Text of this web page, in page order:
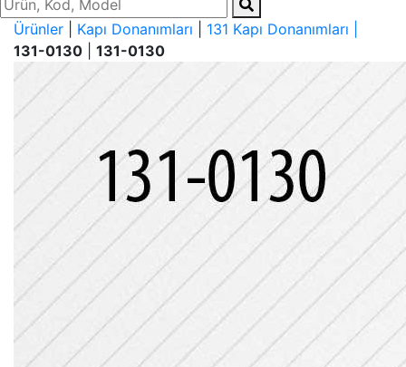
Ürünler Kapı Donanımları
131 Kapı Donanımları |
131-0130
131-0130